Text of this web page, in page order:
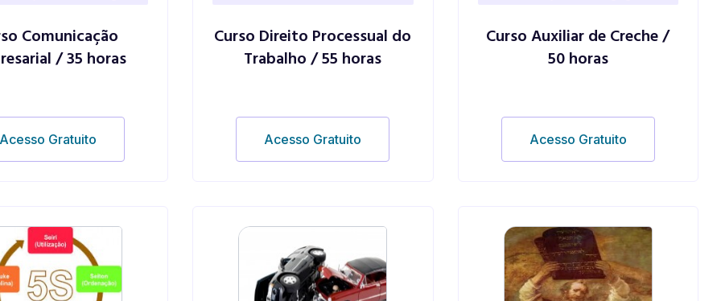
Comunicação
/ 35 horas
Gratuito
Curso Direito Processual do
Trabalho / 55 horas
Acesso Gratuito
Curso Auxiliar de Creche /
50 horas
Acesso Gratuito